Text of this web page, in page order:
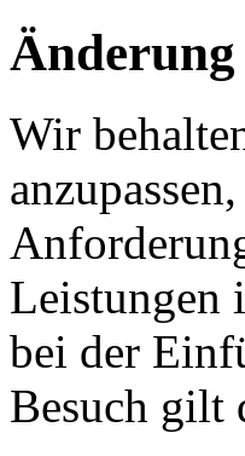
Änderung
Wir
Leistungen
bei der
Besuch gilt